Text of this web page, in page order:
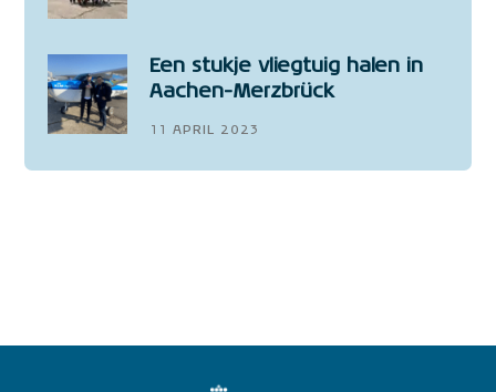
Een stukje vliegtuig halen in
Aachen-Merzbrück
11 APRIL 2023